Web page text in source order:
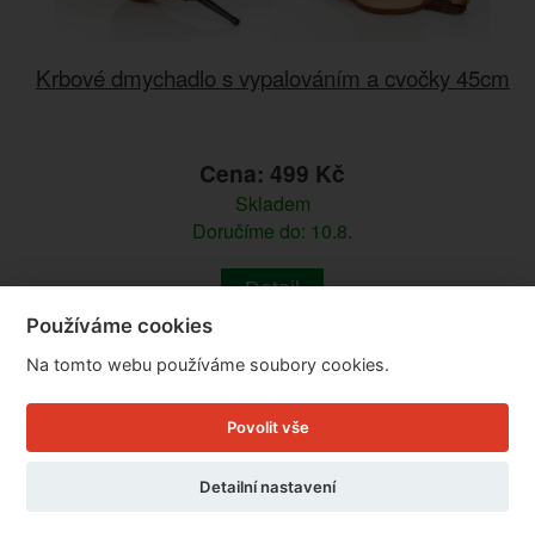
Krbové dmychadlo s vypalováním a cvočky 45cm
Cena: 499 Kč
Skladem
Doručíme do: 10.8.
Detail
Používáme cookies
Na tomto webu používáme soubory cookies.
Povolit vše
Detailní nastavení